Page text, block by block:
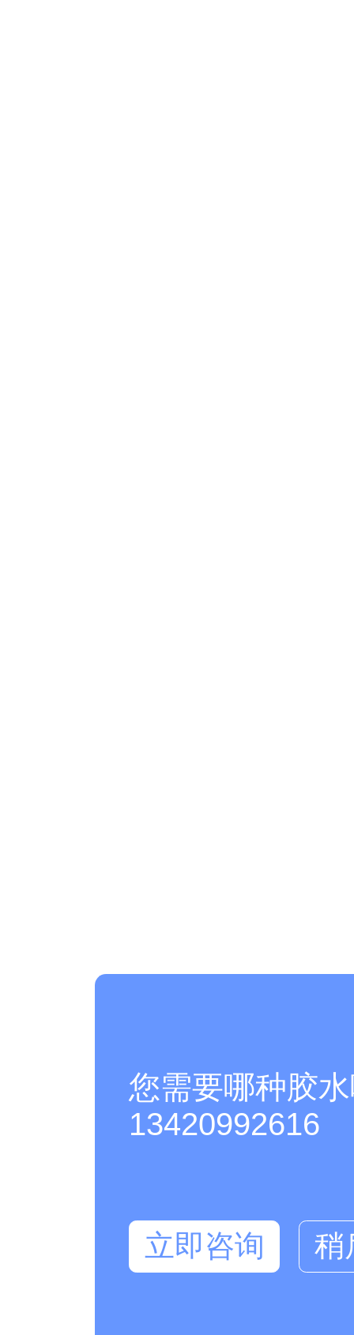
您需要哪种胶
13420992616
立即咨询 稍